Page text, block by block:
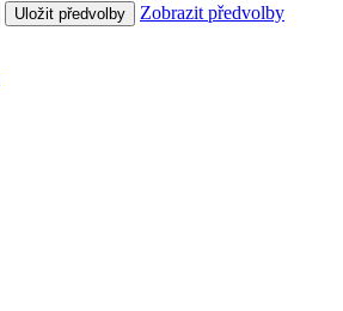
Uložit předvolby Zobrazit předvolby